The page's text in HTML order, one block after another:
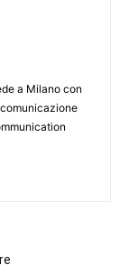
a Milano con